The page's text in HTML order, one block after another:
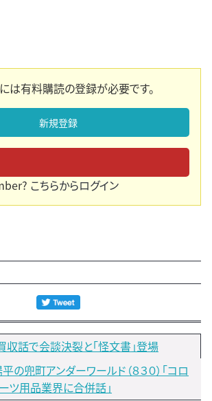
は有料購読の登録が必要です。
新規登録
こちらからログイン
収話で会談決裂と「怪文書」登場
兜町アンダーワールド（８３０）「コロ
ツ用品業界に合併話」